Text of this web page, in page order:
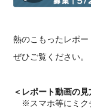
熱のこもったレポ
ぜひご覧ください。
＜レポート動画の見
※スマホ等にミク